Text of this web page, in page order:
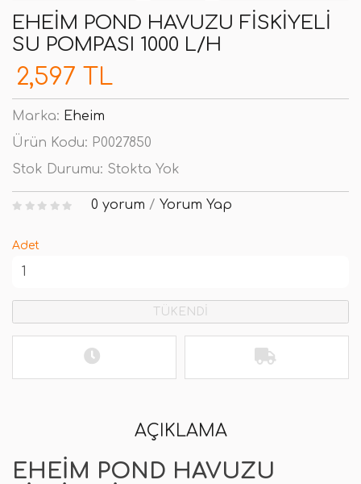
EHEIM POND HAVUZU FISKIYELI
SU POMPASI 1000 L/H
2,597 TL
Marka: Eheim
Ürün Kodu: P0027850
Stok Durumu: Stokta Yok
0 yorum / Yorum Yap
Adet
TÜKENDİ
AÇIKLAMA
EHEIM POND HAVUZU